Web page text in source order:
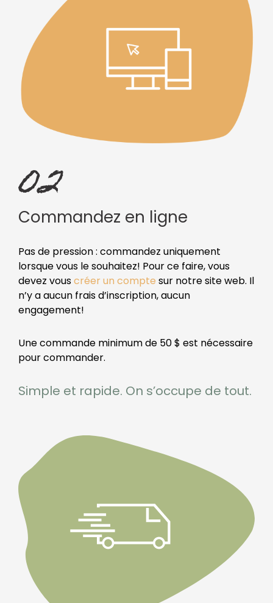
Commandez en ligne
Pas de pression : commandez uniquement
lorsque vous le souhaitez! Pour ce faire, vous
devez vouscréer un compte sur notre site web. Il
n’y a aucun frais d’inscription, aucun
engagement!
Une commande minimum de 50 $ est nécessaire
pour commander.
Simple et rapide. On s’occupe de tout.